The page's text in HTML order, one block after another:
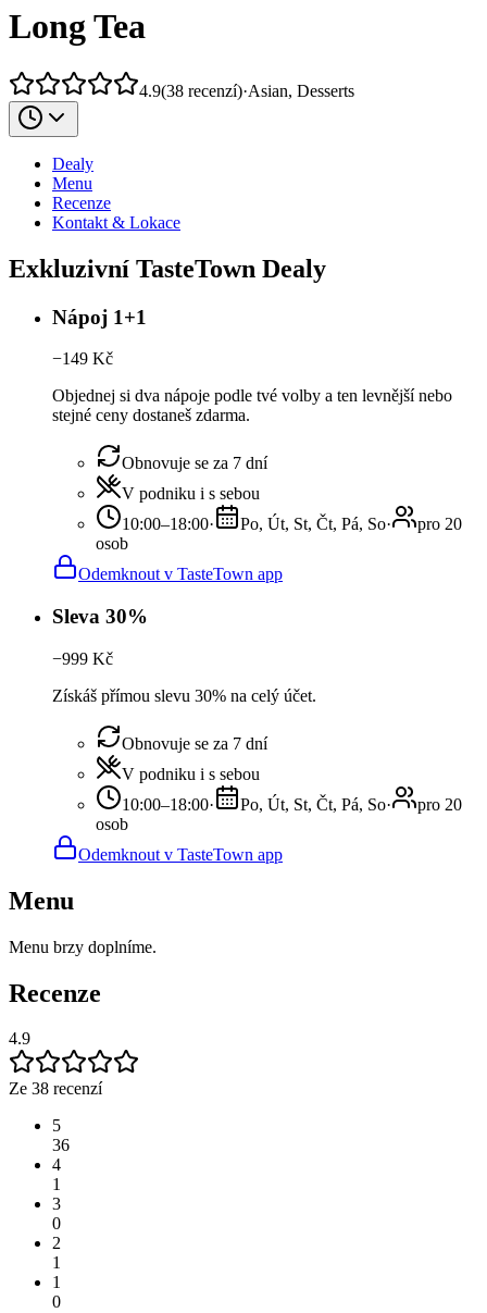
Long Tea
4.9(38 recenzí)·Asian, Desserts
Dealy
Menu
Recenze
Kontakt & Lokace
Exkluzivní TasteTown Dealy
Nápoj 1+1
−149 Kč
Objednej si dva nápoje podle tvé volby a ten levnější nebo
stejné ceny dostaneš zdarma.
Obnovuje se za 7 dní
V podniku i s sebou
10:00–18:00· Po, Út, St, Čt, Pá, So·
pro 20
osob
Odemknout v TasteTown app
Sleva 30%
−999 Kč
Získáš přímou slevu 30% na celý účet.
Obnovuje se za 7 dní
V podniku i s sebou
10:00–18:00· Po, Út, St, Čt, Pá, So·
pro 20
osob
Odemknout v TasteTown app
Menu
Menu brzy doplníme.
Recenze
4.9
Ze 38 recenzí
5
36
4
1
3
0
2
1
1
0